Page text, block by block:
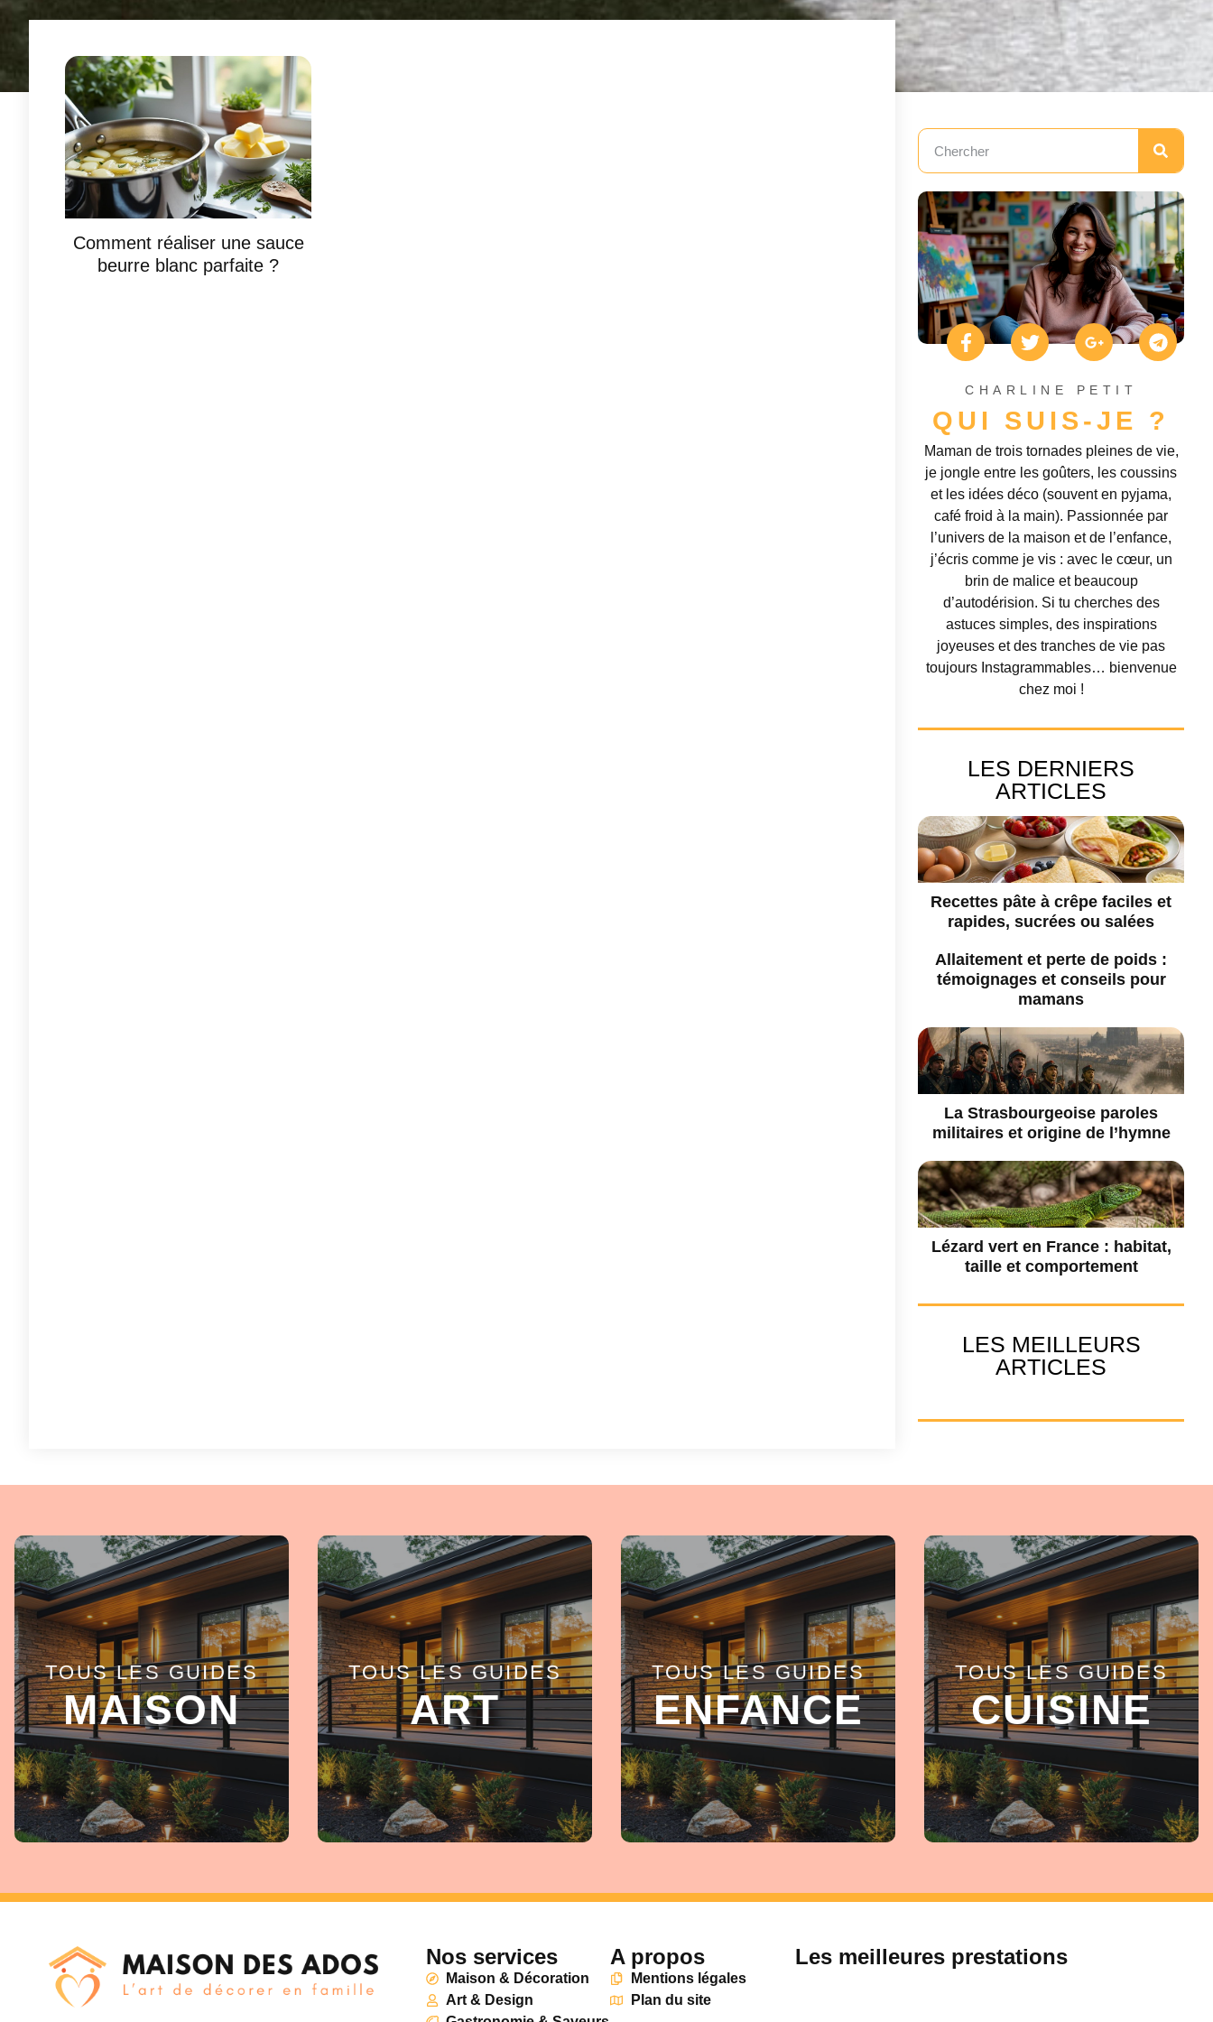
Comment réaliser une sauce
beurre blanc parfaite ?
CHARLINE PETIT
QUI SUIS-JE ?
Maman de trois tornades pleines de vie,
je jongle entre les goûters, les coussins
et les idées déco (souvent en pyjama,
café froid à la main). Passionnée par
l’univers de la maison et de l’enfance,
j’écris comme je vis : avec le cœur, un
brin de malice et beaucoup
d’autodérision. Si tu cherches des
astuces simples, des inspirations
joyeuses et des tranches de vie pas
toujours Instagrammables… bienvenue
chez moi !
LES DERNIERS
ARTICLES
Recettes pâte à crêpe faciles et
rapides, sucrées ou salées
Allaitement et perte de poids :
témoignages et conseils pour
mamans
La Strasbourgeoise paroles
militaires et origine de l’hymne
Lézard vert en France : habitat,
taille et comportement
LES MEILLEURS
ARTICLES
TOUS LES GUIDES
MAISON
EN SAVOIR +
TOUS LES GUIDES
ART
EN SAVOIR +
TOUS LES GUIDES
ENFANCE
EN SAVOIR +
TOUS LES GUIDES
CUISINE
EN SAVOIR +
Nos services
Maison & Décoration
Art & Design
A propos
Mentions légales
Plan du site
Les meilleures prestations